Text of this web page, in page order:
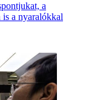
a
is a nyaralókkal